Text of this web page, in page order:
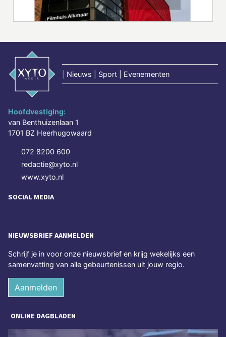
Nieuws | Sport | Evenementen
Hoofdvestiging:
van Benthuizenlaan 1
1701 BZ Heerhugowaard
072 8200 600
redactie@xyto.nl
www.xyto.nl
SOCIAL MEDIA
NIEUWSBRIEF AANMELDEN
Schrijf je in voor onze nieuwsbrief en krijg wekelijks een
samenvatting van alle gebeurtenissen uit jouw regio.
Aanmelden
ONLINE DAGBLADEN